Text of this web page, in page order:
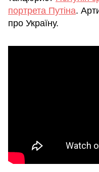
портрета Путіна.
про Україну.